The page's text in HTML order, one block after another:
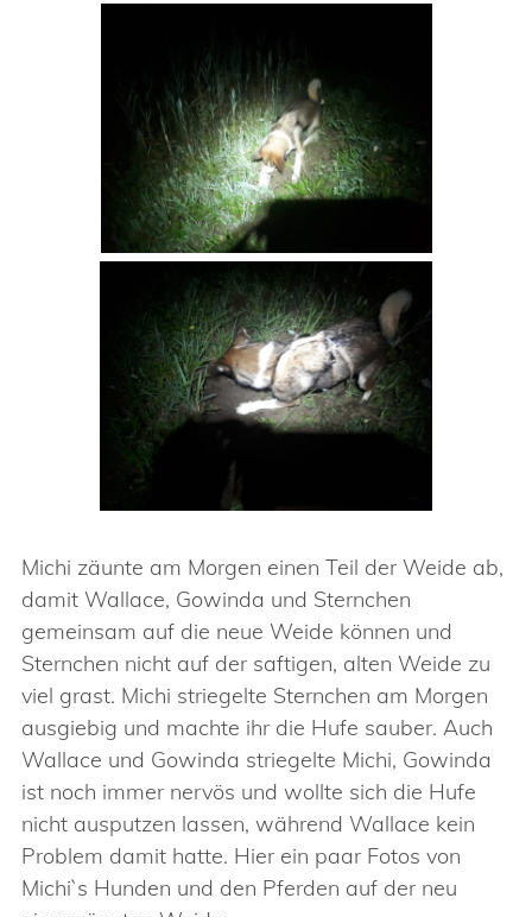
Michi zäunte am Morgen einen Teil der Weide ab,
damit Wallace, Gowinda und Sternchen
gemeinsam auf die neue Weide können und
Sternchen nicht auf der saftigen, alten Weide zu
viel grast. Michi striegelte Sternchen am Morgen
ausgiebig und machte ihr die Hufe sauber. Auch
Wallace und Gowinda striegelte Michi, Gowinda
ist noch immer nervös und wollte sich die Hufe
nicht ausputzen lassen, während Wallace kein
Problem damit hatte. Hier ein paar Fotos von
Michi`s Hunden und den Pferden auf der neu